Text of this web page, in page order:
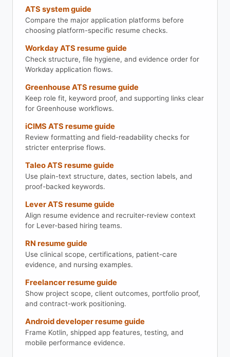
ATS system guide
Compare the major application platforms before
choosing platform-specific resume checks.
Workday ATS resume guide
Check structure, file hygiene, and evidence order for
Workday application flows.
Greenhouse ATS resume guide
Keep role fit, keyword proof, and supporting links clear
for Greenhouse workflows.
iCIMS ATS resume guide
Review formatting and field-readability checks for
stricter enterprise flows.
Taleo ATS resume guide
Use plain-text structure, dates, section labels, and
proof-backed keywords.
Lever ATS resume guide
Align resume evidence and recruiter-review context
for Lever-based hiring teams.
RN resume guide
Use clinical scope, certifications, patient-care
evidence, and nursing examples.
Freelancer resume guide
Show project scope, client outcomes, portfolio proof,
and contract-work positioning.
Android developer resume guide
Frame Kotlin, shipped app features, testing, and
mobile performance evidence.